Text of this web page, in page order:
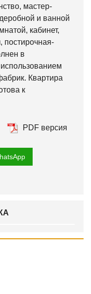
мастер-
и ванной
кабинет,
постирочная-
в
Квартира
к
PDF версия